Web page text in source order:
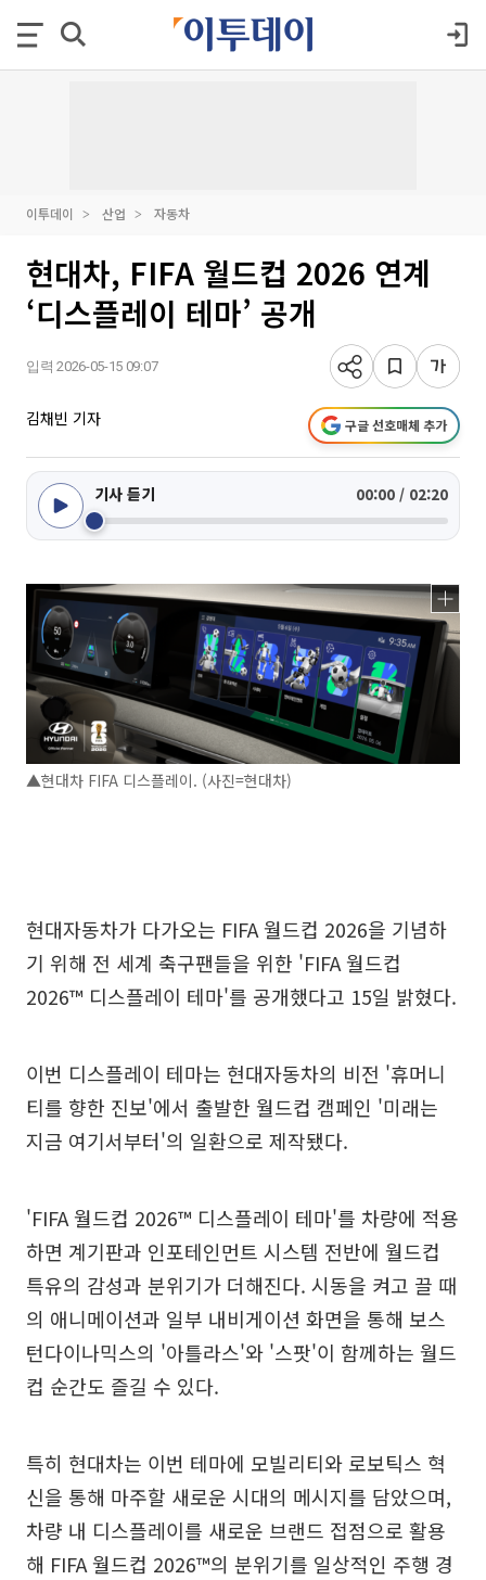
이투데이 산업 자동차
현대차, FIFA 월드컵 2026 연계
‘디스플레이 테마’ 공개
입력 2026-05-15 09:07
김채빈 기자 구글 선호매체 추가
기사 듣기 00:00 / 02:20
▲현대차 FIFA 디스플레이. (사진=현대차)
현대자동차가 다가오는 FIFA 월드컵 2026을 기념하
기 위해 전 세계 축구팬들을 위한 'FIFA 월드컵
2026™ 디스플레이 테마'를 공개했다고 15일 밝혔다.
이번 디스플레이 테마는 현대자동차의 비전 '휴머니
티를 향한 진보'에서 출발한 월드컵 캠페인 '미래는
지금 여기서부터'의 일환으로 제작됐다.
'FIFA 월드컵 2026™ 디스플레이 테마'를 차량에 적용
하면 계기판과 인포테인먼트 시스템 전반에 월드컵
특유의 감성과 분위기가 더해진다. 시동을 켜고 끌 때
의 애니메이션과 일부 내비게이션 화면을 통해 보스
턴다이나믹스의 '아틀라스'와 '스팟'이 함께하는 월드
컵 순간도 즐길 수 있다.
특히 현대차는 이번 테마에 모빌리티와 로보틱스 혁
신을 통해 마주할 새로운 시대의 메시지를 담았으며,
차량 내 디스플레이를 새로운 브랜드 접점으로 활용
해 FIFA 월드컵 2026™의 분위기를 일상적인 주행 경